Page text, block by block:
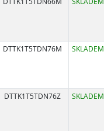
DTTK1T5TDN76M SKLADEM
DTTK1T5TDN76Z SKLADEM